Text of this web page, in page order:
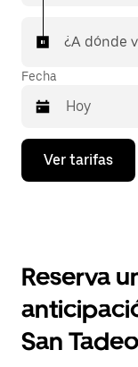
¿A dónde
Fecha
Presiona
flecha
el
y
selecciona
una
Ver tarifas
Reserva
San